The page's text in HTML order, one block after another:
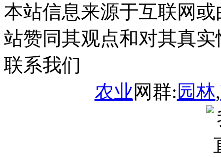
本站信息来源于互联网
站赞同其观点和对其真
联系我们
农业网群: 园林,